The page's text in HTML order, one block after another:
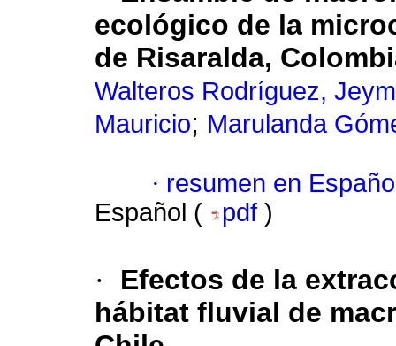
ecológico de la
de Risaralda,
Walteros Rodríguez,
Mauricio; Marulanda
· resumen en
Español (
pdf )
·
Efectos de la
hábitat fluvial de